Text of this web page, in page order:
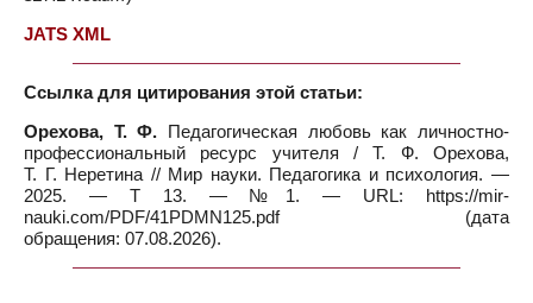
JATS XML
Ссылка для цитирования этой статьи:
Орехова, Т. Ф. Педагогическая любовь как личностно-
профессиональный ресурс учителя / Т. Ф. Орехова,
Т. Г. Неретина // Мир науки. Педагогика и психология. —
2025. — Т 13. — №1. — URL: https://mir-
nauki.com/PDF/41PDMN125.pdf (дата
обращения: 07.08.2026).